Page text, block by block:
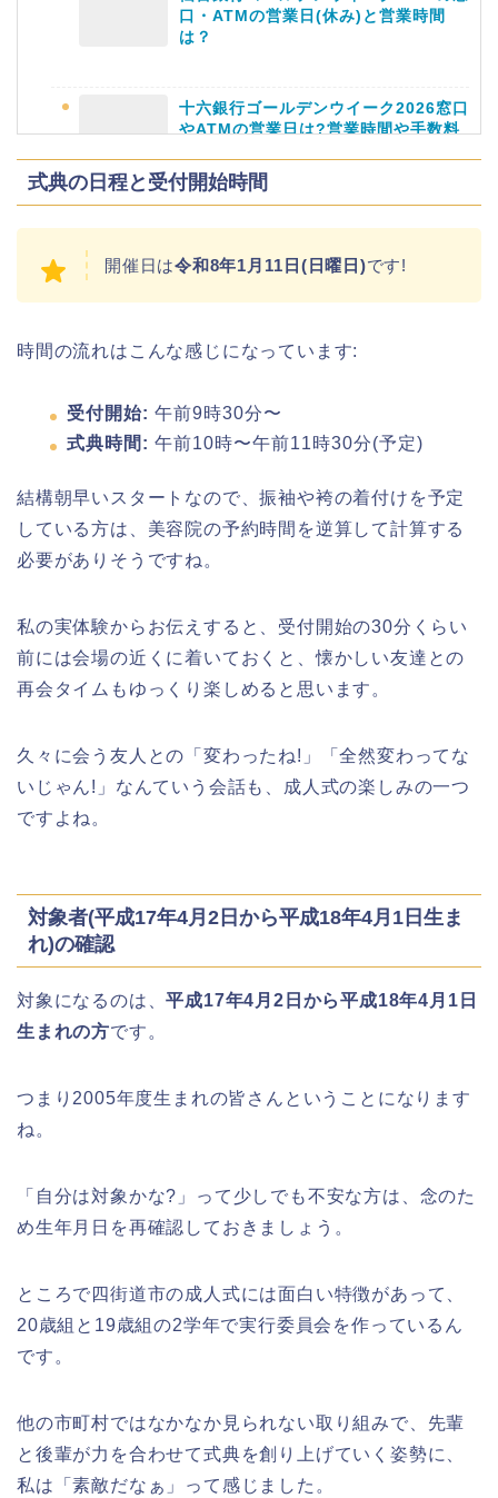
(出店)の時間はいつから?混雑状況も!
口・ATMの営業日(休み)と営業時間
は？
十六銀行ゴールデンウイーク2026窓口
やATMの営業日は?営業時間や手数料
業日や休みは?ATM手数料も調査!
ATMの営業日(休み)まとめ!
海遊館GW(ゴールデンウィーク)の混
雑(混み具合)状況はどうなる?
日岡山公園の桜(花見)2026の屋台・出
店はいつまで?ライトアップ情報も!
華蔵寺公園の桜(花祭り)2026の屋台
は?ライトアップや駐車場情報も!
高崎城址公園(高崎公園)桜祭り2026の
時間はいつまで?ライトアップも!
式典の日程と受付開始時間
開催日は令和8年1月11日(日曜日)です!
時間の流れはこんな感じになっています:
受付開始: 午前9時30分〜
式典時間: 午前10時〜午前11時30分(予定)
結構朝早いスタートなので、振袖や袴の着付けを予定
している方は、美容院の予約時間を逆算して計算する
必要がありそうですね。
私の実体験からお伝えすると、受付開始の30分くらい
前には会場の近くに着いておくと、懐かしい友達との
再会タイムもゆっくり楽しめると思います。
久々に会う友人との「変わったね!」「全然変わってな
いじゃん!」なんていう会話も、成人式の楽しみの一つ
ですよね。
対象者(平成17年4月2日から平成18年4月1日生ま
れ)の確認
対象になるのは、平成17年4月2日から平成18年4月1日
生まれの方です。
つまり2005年度生まれの皆さんということになります
ね。
「自分は対象かな?」って少しでも不安な方は、念のた
め生年月日を再確認しておきましょう。
ところで四街道市の成人式には面白い特徴があって、
20歳組と19歳組の2学年で実行委員会を作っているん
です。
他の市町村ではなかなか見られない取り組みで、先輩
と後輩が力を合わせて式典を創り上げていく姿勢に、
私は「素敵だなぁ」って感じました。